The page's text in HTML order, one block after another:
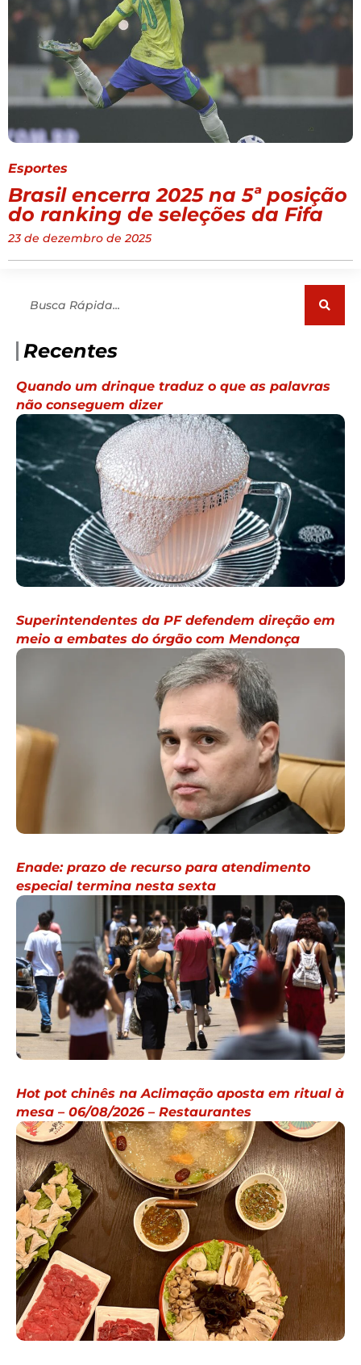
Esportes
Brasil encerra 2025 na 5ª posição
do ranking de seleções da Fifa
23 de dezembro de 2025
Recentes
Quando um drinque traduz o que as palavras
não conseguem dizer
Superintendentes da PF defendem direção em
meio a embates do órgão com Mendonça
Enade: prazo de recurso para atendimento
especial termina nesta sexta
Hot pot chinês na Aclimação aposta em ritual à
mesa – 06/08/2026 – Restaurantes